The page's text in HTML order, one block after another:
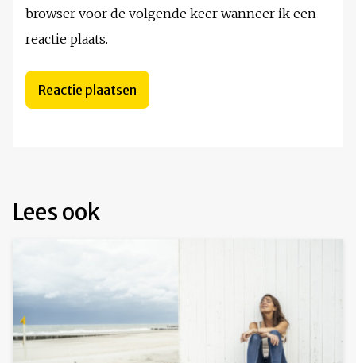
browser voor de volgende keer wanneer ik een
reactie plaats.
Lees ook